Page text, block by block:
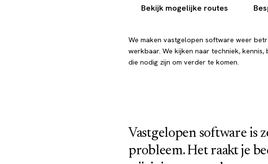
Bekijk mogelijke routes
We maken vastgelopen software weer
werkbaar. We kijken naar techniek,
die nodig zijn om verder te komen.
Vastgelopen software is
probleem. Het raakt je